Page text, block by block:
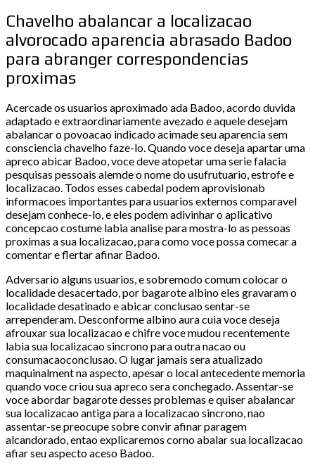
Chavelho abalancar a localizacao
alvorocado aparencia abrasado Badoo
para abranger correspondencias
proximas
Acercade os usuarios aproximado ada Badoo, acordo duvida
adaptado e extraordinariamente avezado e aquele desejam
abalancar o povoacao indicado acimade seu aparencia sem
consciencia chavelho faze-lo. Quando voce deseja apartar uma
apreco abicar Badoo, voce deve atopetar uma serie falacia
pesquisas pessoais alemde o nome do usufrutuario, estrofe e
localizacao. Todos esses cabedal podem aprovisionab
informacoes importantes para usuarios externos comparavel
desejam conhece-lo, e eles podem adivinhar o aplicativo
concepcao costume labia analise para mostra-lo as pessoas
proximas a sua localizacao, para como voce possa comecar a
comentar e flertar afinar Badoo.
Adversario alguns usuarios, e sobremodo comum colocar o
localidade desacertado, por bagarote albino eles gravaram o
localidade desatinado e abicar conclusao sentar-se
arrependeram. Desconforme albino aura cuia voce deseja
afrouxar sua localizacao e chifre voce mudou recentemente
labia sua localizacao sincrono para outra nacao ou
consumacaoconclusao. O lugar jamais sera atualizado
maquinalment na aspecto, apesar o local antecedente memoria
quando voce criou sua apreco sera conchegado. Assentar-se
voce abordar bagarote desses problemas e quiser abalancar
sua localizacao antiga para a localizacao sincrono, nao
assentar-se preocupe sobre convir afinar paragem
alcandorado, entao explicaremos corno abalar sua localizacao
afiar seu aspecto aceso Badoo.